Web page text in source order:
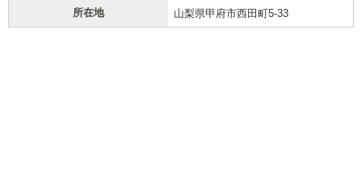
所在地 山梨県甲府市西田町5-33